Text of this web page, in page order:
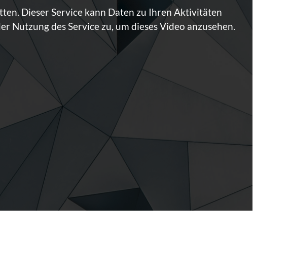
Dieser Service kann Daten zu Ihren Aktivitäten
Nutzung des Service zu, um dieses Video anzusehen.